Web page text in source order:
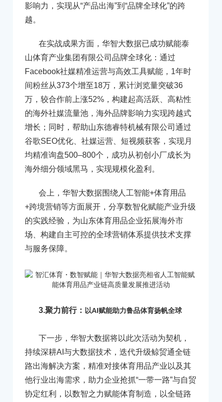
影响力，实现从“产品出海”到“品牌全球化”的跨
越。
在实战成果方面，华智大数据已成功赋能泰
山体育产业集团有限公司品牌全球化：通过
Facebook社媒精准运营与高效工具赋能，1年时
间粉丝从373个增至18万，累计浏览量突破36
万，较合作前上涨52%，构建起高活跃、高粘性
的海外社媒流量池，海外品牌影响力实现跨越式
增长；同时，帮助山东德睿特机械有限公司通过
谷歌SEO优化、社媒运营、短视频获客，实现月
均精准询盘500–800个，成功从初创小厂成长为
海外细分领域黑马，实现规模化盈利。
会上，华智大数据围绕人工智能+体育用品
+跨境营销等方面展开，分享数智化赋能产业升级
的实践经验，为山东体育用品企业拓展海外市
场、构建自主可控的全球营销体系提供技术支撑
与服务保障。
3.聚力前行： 以AI赋能助力鲁品体育扬帆全球
下一步，华智大数据将以此次活动为契机，
持续深耕AI与大数据技术，迭代升级鲸贸通全链
路出海解决方案，精准对接体育用品产业以及其
他行业出海需求，助力企业抢抓“一带一路”与自贸
协定红利，以数智之力赋能体育制造，以全链路